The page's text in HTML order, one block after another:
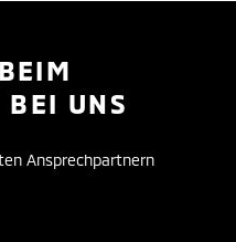
BEI UNS
Ansprechpartnern